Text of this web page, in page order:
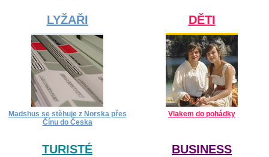
LYŽAŘI
Madshus se stěhuje z Norska přes
Čínu do Česka
DĚTI
Vlakem do pohádky
TURISTÉ BUSINESS